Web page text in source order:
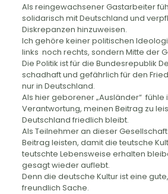
Als reingewachsener Gastarbeiter
solidarisch mit Deutschland und
Diskrepanzen hinzuweisen.
Ich gehöre keiner politischen
links noch rechts, sondern Mitte der
Die Politik ist für die Bundesrepublik
schadhaft und gefährlich für den
nur in Deutschland.
Als hier geborener „Ausländer“ fühle
Verantwortung, meinen Beitrag zu
Deutschland friedlich bleibt.
Als Teilnehmer an dieser
Beitrag leisten, damit die teutsche
teutschte Lebensweise erhalten
gesagt wieder auflebt.
Denn die deutsche Kultur ist eine
freundlich Sache.